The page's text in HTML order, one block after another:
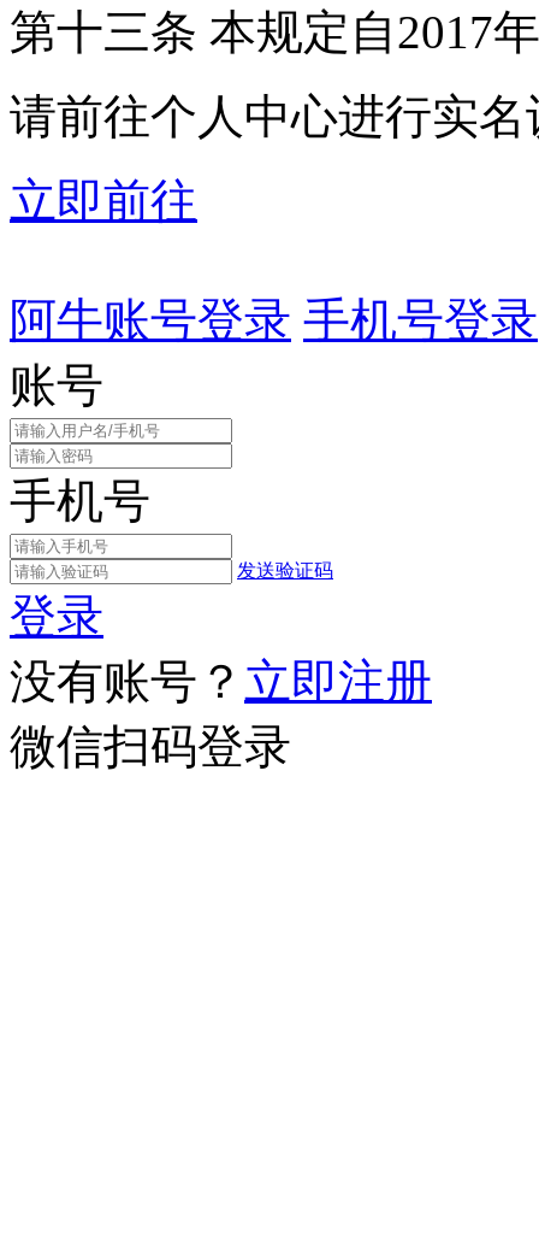
第十三条 本规定自2017
请前往个人中心进行实名
立即前往
阿牛账号登录 手机号登录
账号
手机号
发送验证码
登录
没有账号？ 立即注册
微信扫码登录